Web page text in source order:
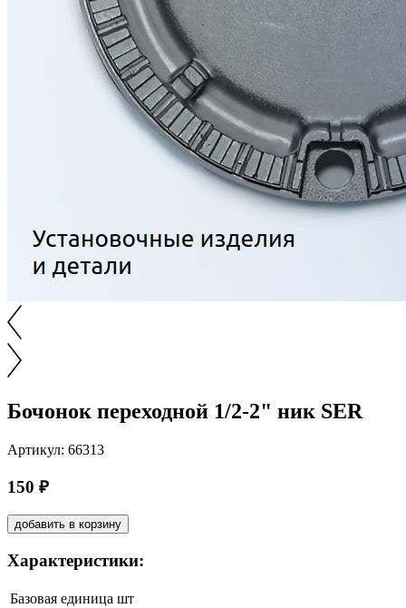
Бочонок переходной 1/2-2" ник SER
Артикул: 66313
150 ₽
добавить в корзину
Характеристики:
Базовая единица шт